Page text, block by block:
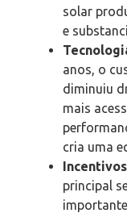
solar
e
anos, o
diminuiu
mais
cria uma
principal